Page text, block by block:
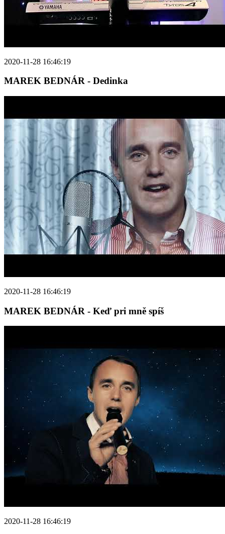
2020-11-28 16:46:19
MAREK BEDNÁR - Dedinka
2020-11-28 16:46:19
MAREK BEDNÁR - Keď pri mně spíš
2020-11-28 16:46:19